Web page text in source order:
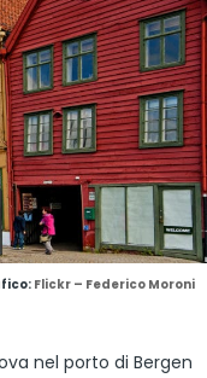
Flickr – Federico Moroni
nel porto di Bergen